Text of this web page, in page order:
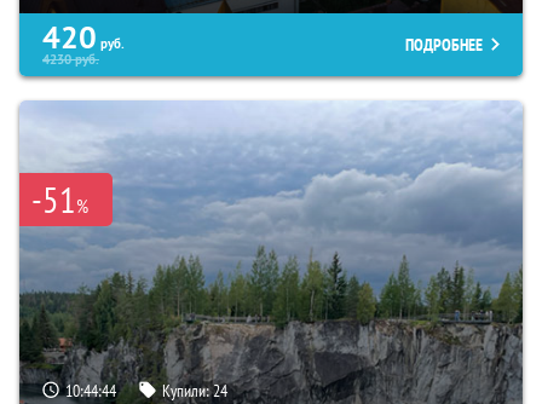
420 руб.
4230руб.
ПОДРОБНЕЕ
-51%
10:44:42 Купили:24